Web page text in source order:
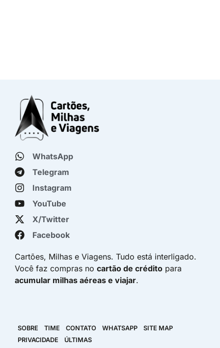
WhatsApp
Telegram
Instagram
YouTube
X/Twitter
Facebook
Cartões, Milhas e Viagens. Tudo está interligado.
Você faz compras no cartão de crédito para
acumular milhas aéreas e viajar.
SOBRE TIME CONTATO WHATSAPP
SITE MAP
PRIVACIDADE
ÚLTIMAS